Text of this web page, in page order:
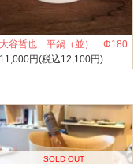
大谷哲也 平鍋（並） Φ180
11,000円(税込12,100円)
SOLD OUT